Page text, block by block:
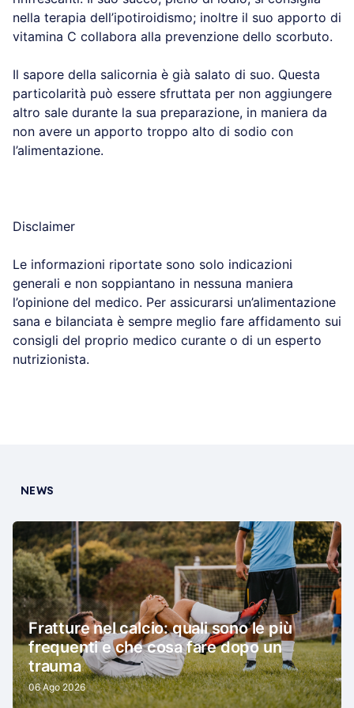
nella terapia dell’ipotiroidismo; inoltre il suo apporto di
vitamina C collabora alla prevenzione dello scorbuto.
Il sapore della salicornia è già salato di suo. Questa
particolarità può essere sfruttata per non aggiungere
altro sale durante la sua preparazione, in maniera da
non avere un apporto troppo alto di sodio con
l’alimentazione.
Disclaimer
Le informazioni riportate sono solo indicazioni
generali e non soppiantano in nessuna maniera
l’opinione del medico. Per assicurarsi un’alimentazione
sana e bilanciata è sempre meglio fare affidamento sui
consigli del proprio medico curante o di un esperto
nutrizionista.
NEWS
Fratture nel calcio: quali sono le più
frequenti e che cosa fare dopo un
trauma
06 Ago 2026